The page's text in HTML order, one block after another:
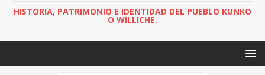
HISTORIA, PATRIMONIO E IDENTIDAD DEL PUEBLO KUNKO
O WILLICHE.